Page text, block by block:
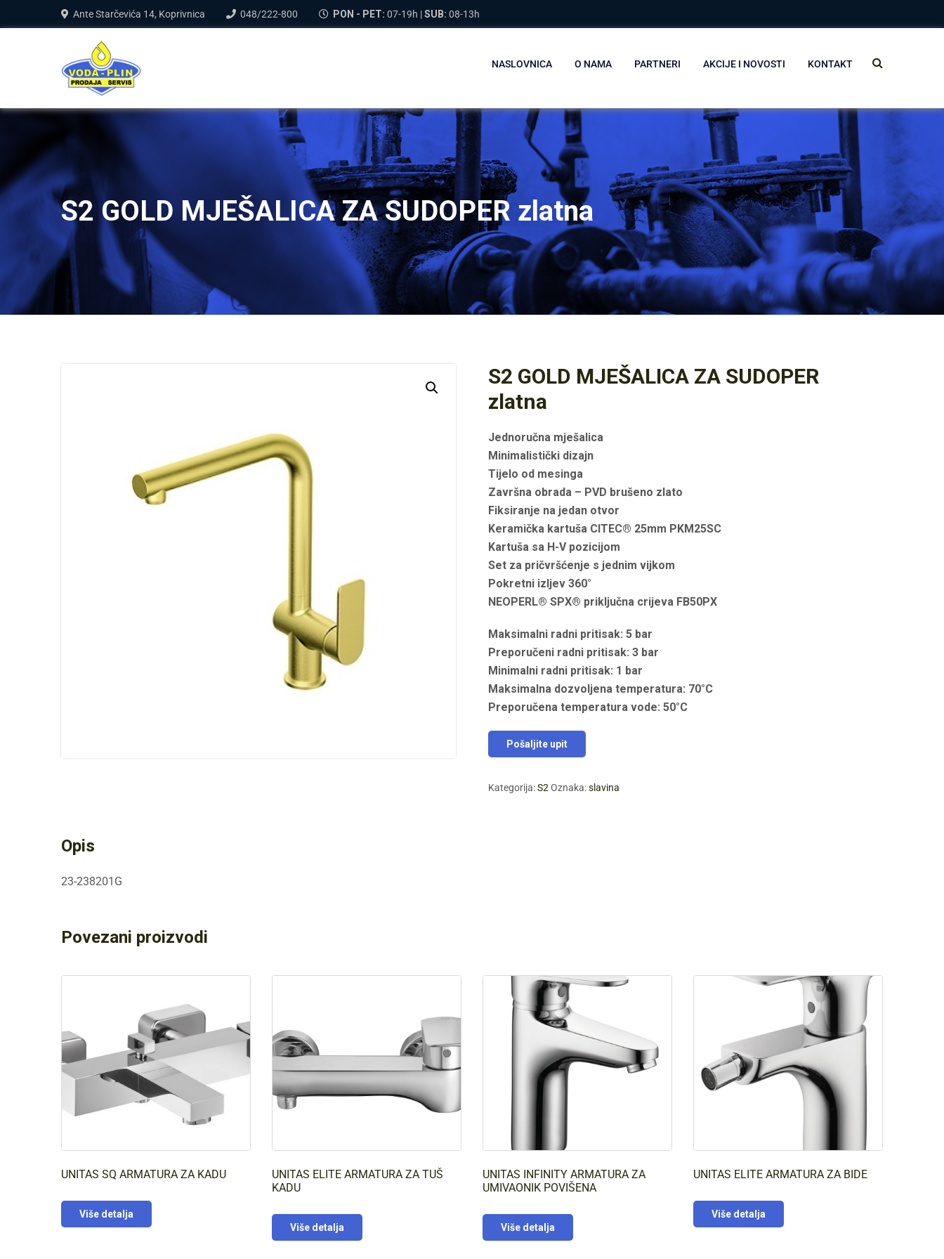
Ante Starčevića 14, Koprivnica 048/222-800 PON - PET: 07-19h |SUB: 08-13h
NASLOVNICA O NAMA PARTNERI AKCIJE I NOVOSTI KONTAKT
S2 GOLD MJEŠALICA ZA SUDOPER zlatna
S2 GOLD MJEŠALICA ZA SUDOPER
zlatna
Jednoručna mješalica
Minimalistički dizajn
Tijelo od mesinga
Završna obrada – PVD brušeno zlato
Fiksiranje na jedan otvor
Keramička kartuša CITEC® 25mm PKM25SC
Kartuša sa H-V pozicijom
Set za pričvršćenje s jednim vijkom
Pokretni izljev 360°
NEOPERL® SPX® priključna crijeva FB50PX
Maksimalni radni pritisak: 5 bar
Preporučeni radni pritisak: 3 bar
Minimalni radni pritisak: 1 bar
Maksimalna dozvoljena temperatura: 70°C
Preporučena temperatura vode: 50°C
Pošaljite upit
Kategorija:S2 Oznaka:slavina
Opis
23-238201G
Povezani proizvodi
UNITAS SQ ARMATURA ZA KADU
Više detalja
UNITAS ELITE ARMATURA ZA TUŠ
KADU
Više detalja
UNITAS INFINITY ARMATURA ZA
UMIVAONIK POVIŠENA
Više detalja
UNITAS ELITE ARMATURA ZA BIDE
Više detalja